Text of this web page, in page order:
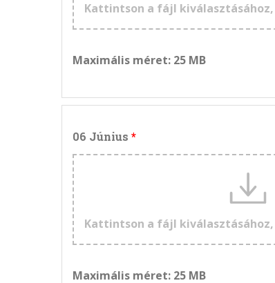
Kattintson a fájl kiválasztásához,
Maximális méret: 25 MB
06 Június
Kattintson a fájl kiválasztásához,
Maximális méret: 25 MB